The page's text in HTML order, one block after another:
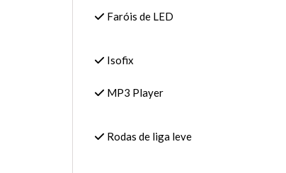
Faróis de LED
Isofix
MP3 Player
Rodas de liga leve